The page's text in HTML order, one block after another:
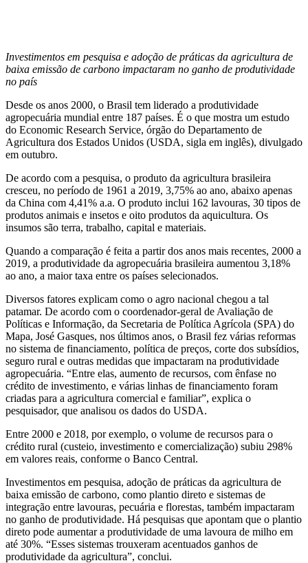
Investimentos em pesquisa e adoção de práticas da agricultura de
baixa emissão de carbono impactaram no ganho de produtividade
no país
Desde os anos 2000, o Brasil tem liderado a produtividade
agropecuária mundial entre 187 países. É o que mostra um estudo
do Economic Research Service, órgão do Departamento de
Agricultura dos Estados Unidos (USDA, sigla em inglês), divulgado
em outubro.
De acordo com a pesquisa, o produto da agricultura brasileira
cresceu, no período de 1961 a 2019, 3,75% ao ano, abaixo apenas
da China com 4,41% a.a. O produto inclui 162 lavouras, 30 tipos de
produtos animais e insetos e oito produtos da aquicultura. Os
insumos são terra, trabalho, capital e materiais.
Quando a comparação é feita a partir dos anos mais recentes, 2000 a
2019, a produtividade da agropecuária brasileira aumentou 3,18%
ao ano, a maior taxa entre os países selecionados.
Diversos fatores explicam como o agro nacional chegou a tal
patamar. De acordo com o coordenador-geral de Avaliação de
Políticas e Informação, da Secretaria de Política Agrícola (SPA) do
Mapa, José Gasques, nos últimos anos, o Brasil fez várias reformas
no sistema de financiamento, política de preços, corte dos subsídios,
seguro rural e outras medidas que impactaram na produtividade
agropecuária. “Entre elas, aumento de recursos, com ênfase no
crédito de investimento, e várias linhas de financiamento foram
criadas para a agricultura comercial e familiar”, explica o
pesquisador, que analisou os dados do USDA.
Entre 2000 e 2018, por exemplo, o volume de recursos para o
crédito rural (custeio, investimento e comercialização) subiu 298%
em valores reais, conforme o Banco Central.
Investimentos em pesquisa, adoção de práticas da agricultura de
baixa emissão de carbono, como plantio direto e sistemas de
integração entre lavouras, pecuária e florestas, também impactaram
no ganho de produtividade. Há pesquisas que apontam que o plantio
direto pode aumentar a produtividade de uma lavoura de milho em
até 30%. “Esses sistemas trouxeram acentuados ganhos de
produtividade da agricultura”, conclui.